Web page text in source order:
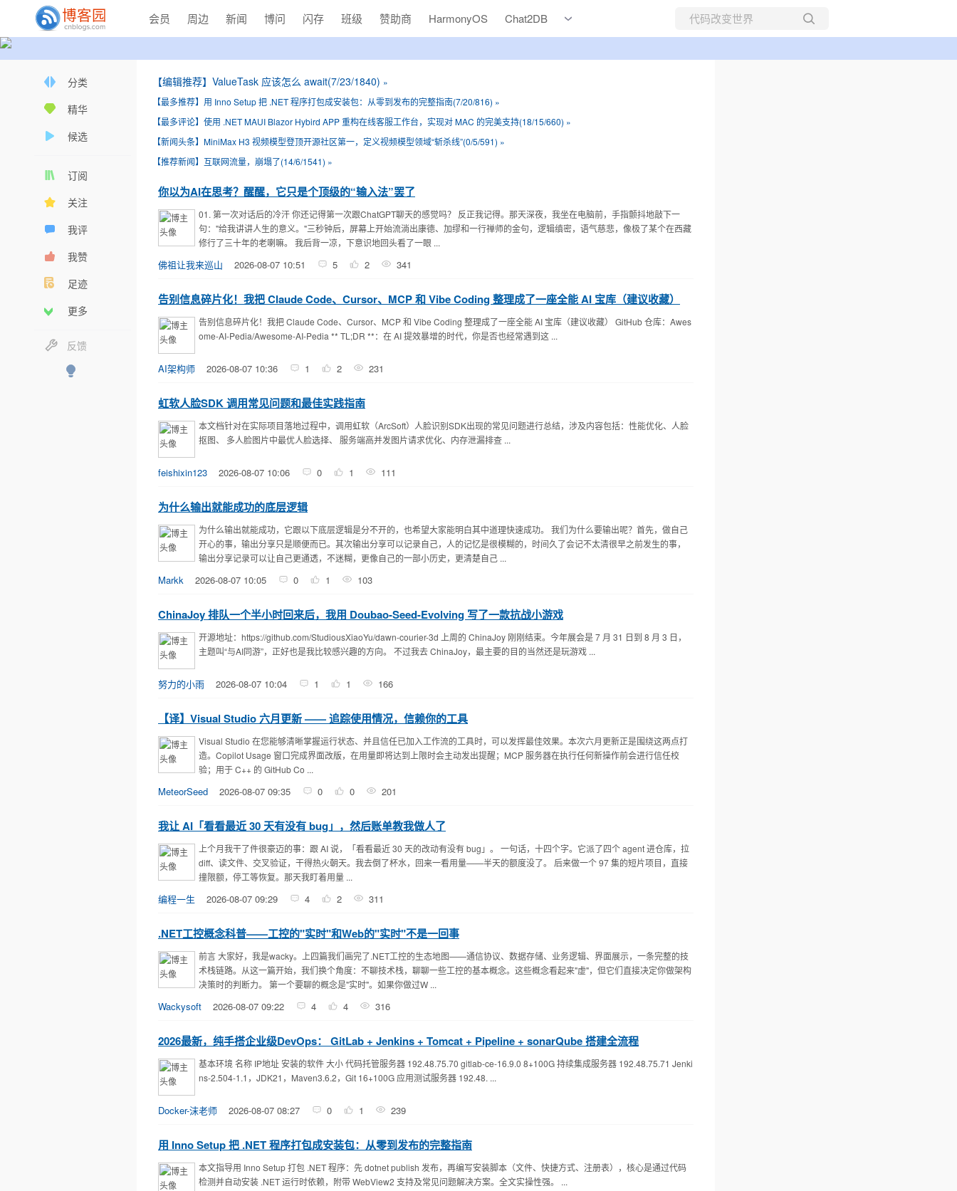
会员 周边 新闻 博问 闪存 班级 赞助商 HarmonyOS
Chat2DB
怀旧
园子
分类
精华
候选
订阅
关注
我评
我赞
足迹
更多
反馈
【编辑推荐】 ValueTask 应该怎么 await(7/23/1840) »
【最多推荐】 用 Inno Setup 把 .NET 程序打包成安装包：从零到发布的完整指南(7/20/816) »
【最多评论】 使用 .NET MAUI Blazor Hybird APP 重构在线客服工作台，实现对 MAC 的完美支持(18/15/660) »
【新闻头条】 MiniMax H3 视频模型登顶开源社区第一，定义视频模型领域“斩杀线”(0/5/591) »
【推荐新闻】 互联网流量，崩塌了(14/6/1541) »
你以为AI在思考？醒醒，它只是个顶级的“输入法”罢了
01. 第一次对话后的冷汗 你还记得第一次跟ChatGPT聊天的感觉吗？ 反正我记得。那天深夜，我坐在电脑前，手指颤抖地敲下一
句："给我讲讲人生的意义。"三秒钟后，屏幕上开始流淌出康德、加缪和一行禅师的金句，逻辑缜密，语气慈悲，像极了某个在西藏
修行了三十年的老喇嘛。 我后背一凉，下意识地回头看了一眼 ...
佛祖让我来巡山 2026-08-07 10:51 5 2 341
告别信息碎片化！我把 Claude Code、Cursor、MCP 和 Vibe Coding 整理成了一座全能 AI 宝库（建议收藏）
告别信息碎片化！我把 Claude Code、Cursor、MCP 和 Vibe Coding 整理成了一座全能 AI 宝库（建议收藏） GitHub 仓库：Awes
ome-AI-Pedia/Awesome-AI-Pedia ** TL;DR **：在 AI 提效暴增的时代，你是否也经常遇到这 ...
AI架构师 2026-08-07 10:36 1 2 231
虹软人脸SDK 调用常见问题和最佳实践指南
本文档针对在实际项目落地过程中，调用虹软（ArcSoft）人脸识别SDK出现的常见问题进行总结，涉及内容包括：性能优化、人脸
抠图、 多人脸图片中最优人脸选择、 服务端高并发图片请求优化、内存泄漏排查 ...
feishixin123 2026-08-07 10:06 0 1 111
为什么输出就能成功的底层逻辑
为什么输出就能成功，它跟以下底层逻辑是分不开的，也希望大家能明白其中道理快速成功。 我们为什么要输出呢？首先，做自己
开心的事，输出分享只是顺便而已。其次输出分享可以记录自己，人的记忆是很模糊的，时间久了会记不太清很早之前发生的事，
输出分享记录可以让自己更通透，不迷糊，更像自己的一部小历史，更清楚自己 ...
Markk 2026-08-07 10:05 0 1 103
ChinaJoy 排队一个半小时回来后，我用 Doubao-Seed-Evolving 写了一款抗战小游戏
开源地址：https://github.com/StudiousXiaoYu/dawn-courier-3d 上周的 ChinaJoy 刚刚结束。今年展会是 7 月 31 日到 8 月 3 日，
主题叫“与AI同游”，正好也是我比较感兴趣的方向。 不过我去 ChinaJoy，最主要的目的当然还是玩游戏 ...
努力的小雨 2026-08-07 10:04 1 1 166
【译】Visual Studio 六月更新 —— 追踪使用情况，信赖你的工具
Visual Studio 在您能够清晰掌握运行状态、并且信任已加入工作流的工具时，可以发挥最佳效果。本次六月更新正是围绕这两点打
造。Copilot Usage 窗口完成界面改版，在用量即将达到上限时会主动发出提醒；MCP 服务器在执行任何新操作前会进行信任校
验；用于 C++ 的 GitHub Co ...
MeteorSeed 2026-08-07 09:35 0 0 201
我让 AI「看看最近 30 天有没有 bug」，然后账单教我做人了
上个月我干了件很豪迈的事：跟 AI 说，「看看最近 30 天的改动有没有 bug」。 一句话，十四个字。它派了四个 agent 进仓库，拉
diff、读文件、交叉验证，干得热火朝天。我去倒了杯水，回来一看用量——半天的额度没了。 后来做一个 97 集的短片项目，直接
撞限额，停工等恢复。那天我盯着用量 ...
编程一生 2026-08-07 09:29 4 2 311
.NET工控概念科普——工控的"实时"和Web的"实时"不是一回事
前言 大家好，我是wacky。上四篇我们画完了.NET工控的生态地图——通信协议、数据存储、业务逻辑、界面展示，一条完整的技
术栈链路。从这一篇开始，我们换个角度：不聊技术栈，聊聊一些工控的基本概念。这些概念看起来"虚"，但它们直接决定你做架构
决策时的判断力。 第一个要聊的概念是"实时"。如果你做过W ...
Wackysoft 2026-08-07 09:22 4 4 316
2026最新，纯手搭企业级DevOps： GitLab + Jenkins + Tomcat + Pipeline + sonarQube 搭建全流程
基本环境 名称 IP地址 安装的软件 大小 代码托管服务器 192.48.75.70 gitlab-ce-16.9.0 8+100G 持续集成服务器 192.48.75.71 Jenki
ns-2.504-1.1，JDK21，Maven3.6.2，Git 16+100G 应用测试服务器 192.48. ...
Docker-沫老师 2026-08-07 08:27 0 1 239
用 Inno Setup 把 .NET 程序打包成安装包：从零到发布的完整指南
本文指导用 Inno Setup 打包 .NET 程序：先 dotnet publish 发布，再编写安装脚本（文件、快捷方式、注册表），核心是通过代码
检测并自动安装 .NET 运行时依赖，附带 WebView2 支持及常见问题解决方案。全文实操性强。 ...